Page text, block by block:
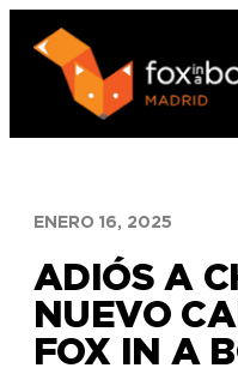
Saltar
contenido
ENERO 16, 2025
ADIÓS A
NUEVO
FOX IN A